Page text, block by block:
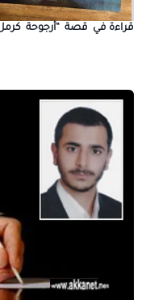
قراءة في قصة “أرجوحة